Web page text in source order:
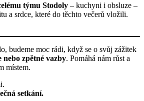
týmu Stodoly – kuchyni i obsluze –
a srdce, které do těchto večerů vložili.
budeme moc rádi, když se o svůj zážitek
nebo zpětné vazby. Pomáhá nám růst a
místem.
setkání.